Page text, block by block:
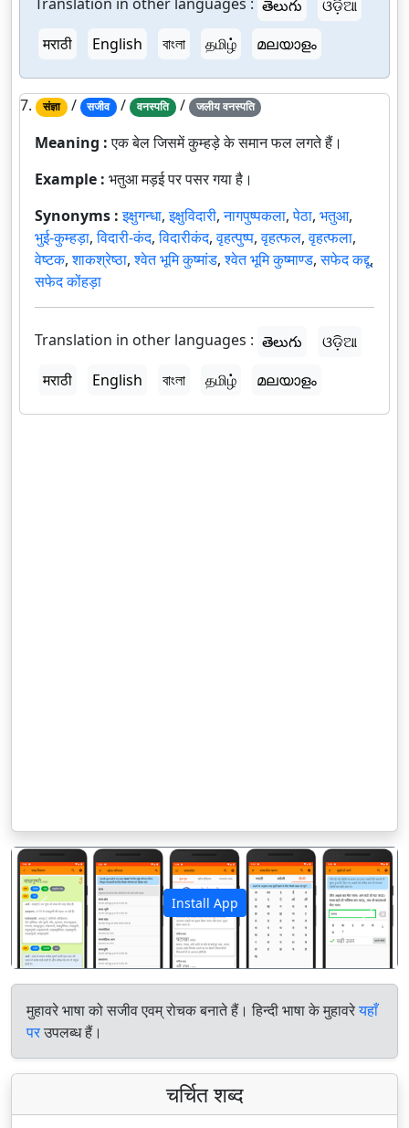
Translation in other languages : తెలుగు
ଓଡ଼ିଆ
मराठी
English বাংলা தமிழ் മലയാളം
7. संज्ञा / सजीव / वनस्पति / जलीय वनस्पति
Meaning :एक बेल जिसमें कुम्हड़े के समान फल लगते हैं।
Example : भतुआ मड़ई पर पसर गया है।
Synonyms :इक्षुगन्धा,इक्षुविदारी,नागपुष्पकला,पेठा, भतुआ,
भुई-कुम्हड़ा,विदारी-कंद,विदारीकंद,वृहत्पुष्प,वृहत्फल,वृहत्फला,
वेष्टक,शाकश्रेष्ठा,श्वेत भूमि कुष्मांड,श्वेत भूमि कुष्माण्ड,सफेद कद्दू,
सफेद कोंहड़ा
Translation in other languages : తెలుగు
ଓଡ଼ିଆ
मराठी
English বাংলা தமிழ் മലയാളം
Install App
पिछला अगला
मुहावरे भाषा को सजीव एवम् रोचक बनाते हैं। हिन्दी भाषा के मुहावरेयहाँ
परउपलब्ध हैं।
चर्चित शब्द